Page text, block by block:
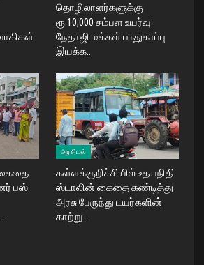
தொழிலாளர்களுக்கு
ரூ.10,000 சம்பள உயர்வு:
நேதாஜி மக்கள் பாதுகாப்பு
இயக்க…
கைதை
பஸ்
அரசியல்
கள்ளக்குறிச்சியில் உதயநிதி
ஸ்டாலின் கைதை கண்டித்து
அரசு பேருந்து டயர்களின்
காற்று…